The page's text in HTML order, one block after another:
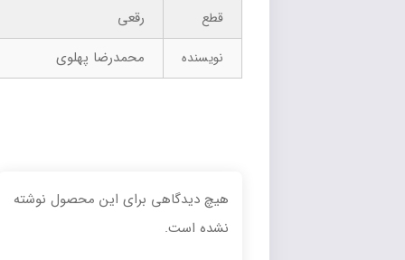
محمدرضا پهلوی
هیچ دیدگاهی برای این محصول نوشته
نشده است.